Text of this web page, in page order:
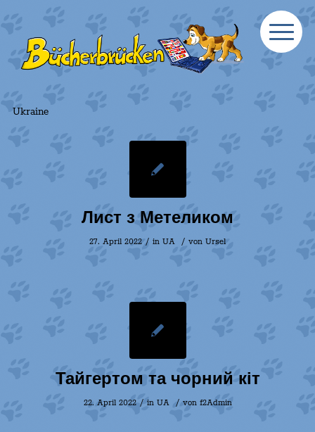
Ukraine
Лист з Метеликом
27. April 2022 / in UA / von Ursel
Тайгертом та чорний кіт
22. April 2022 / in UA / von f2Admin